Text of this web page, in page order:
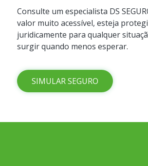
Consulte um especialista DS
valor muito acessível, esteja
juridicamente para qualquer
surgir quando menos esperar.
SIMULAR SEGURO